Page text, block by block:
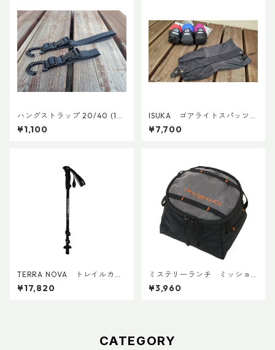
ハングストラップ 20/40 (1
本)
¥1,100
ISUKA ゴアライトスパッツカ
スタム BASE
¥7,700
TERRA NOVA トレイルカー
ボンADDカスタム Ver.2 (ペ
ア)
¥17,820
ミステリーランチ ミッショ
ンパッキングキューブ S ブラ
ック
¥3,960
CATEGORY